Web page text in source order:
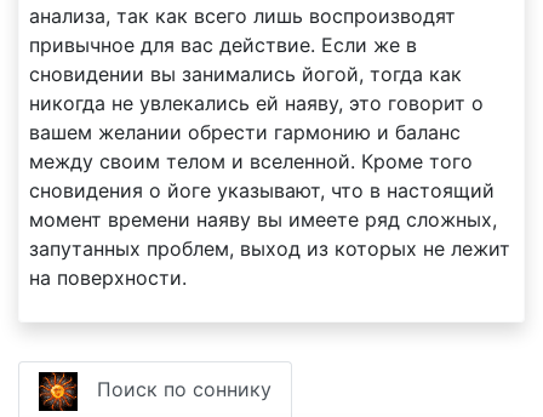
анализа, так как всего лишь воспроизводят
привычное для вас действие. Если же в
сновидении вы занимались йогой, тогда как
никогда не увлекались ей наяву, это говорит о
вашем желании обрести гармонию и баланс
между своим телом и вселенной. Кроме того
сновидения о йоге указывают, что в настоящий
момент времени наяву вы имеете ряд сложных,
запутанных проблем, выход из которых не лежит
на поверхности.
Поиск по соннику